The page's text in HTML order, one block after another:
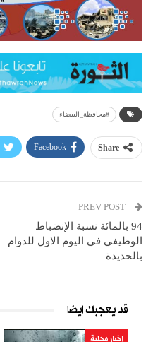
#محافظة_البيضاء
Share
Facebook
94 بالمائة نسبة الإنضباط
الوظيفي في اليوم الاول للدوام
بالحديدة
قد يعجبك ايضا